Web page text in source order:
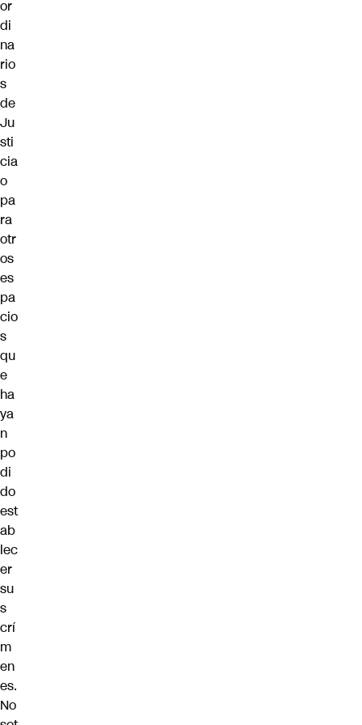
or
di
na
rio
s
de
Ju
sti
cia
o
pa
ra
otr
os
es
pa
cio
s
qu
e
ha
ya
n
po
di
do
est
ab
lec
er
su
s
crí
m
en
es.
No